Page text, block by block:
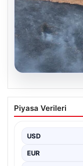
Tunceli’de
sıçrayan
Yangın Kontrol
çeşitli…
Piyasa Verileri
USD
EUR